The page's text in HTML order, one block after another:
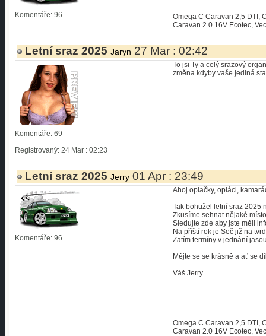
Komentáře: 96
Omega C Caravan 2,5 DTI,
Caravan 2.0 16V Ecotec,
Letní sraz 2025 Jaryn 27 Mar : 02:42
Komentáře: 69
Registrovaný: 24 Mar : 02:23
To jsi Ty a celý srazový
změna kdyby vaše jediná
Letní sraz 2025 Jerry 01 Apr : 23:49
Komentáře: 96
Ahoj oplačky, opláci,
Tak bohužel letní sraz 2025
Zkusíme sehnat nějaké
Sledujte zde aby jste měli
Na příští rok je Seč již na
Zatím termíny v jednání
Mějte se se krásně a ať se
Váš Jerry
Omega C Caravan 2,5 DTI,
Caravan 2.0 16V Ecotec,